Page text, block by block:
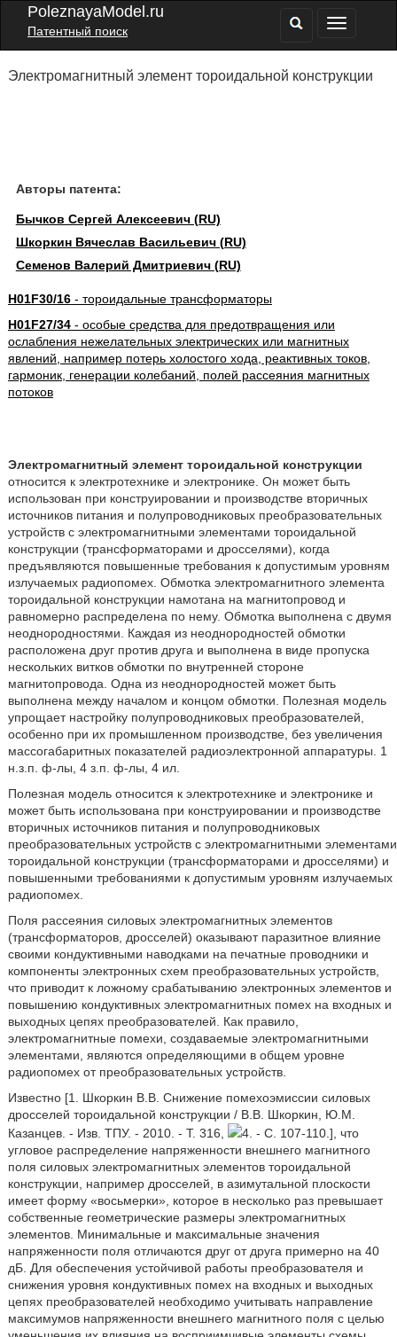
PoleznayaModel.ru
Патентный поиск
Электромагнитный элемент тороидальной конструкции
Авторы патента:
Бычков Сергей Алексеевич (RU)
Шкоркин Вячеслав Васильевич (RU)
Семенов Валерий Дмитриевич (RU)
H01F30/16- тороидальные трансформаторы
H01F27/34- особые средства для предотвращения или
ослабления нежелательных электрических или магнитных
явлений, например потерь холостого хода, реактивных токов,
гармоник, генерации колебаний, полей рассеяния магнитных
потоков
Электромагнитный элемент тороидальной конструкции
относится к электротехнике и электронике. Он может быть
использован при конструировании и производстве вторичных
источников питания и полупроводниковых преобразовательных
устройств с электромагнитными элементами тороидальной
конструкции (трансформаторами и дросселями), когда
предъявляются повышенные требования к допустимым уровням
излучаемых радиопомех. Обмотка электромагнитного элемента
тороидальной конструкции намотана на магнитопровод и
равномерно распределена по нему. Обмотка выполнена с двумя
неоднородностями. Каждая из неоднородностей обмотки
расположена друг против друга и выполнена в виде пропуска
нескольких витков обмотки по внутренней стороне
магнитопровода. Одна из неоднородностей может быть
выполнена между началом и концом обмотки. Полезная модель
упрощает настройку полупроводниковых преобразователей,
особенно при их промышленном производстве, без увеличения
массогабаритных показателей радиоэлектронной аппаратуры. 1
н.з.п. ф-лы, 4 з.п. ф-лы, 4 ил.
Полезная модель относится к электротехнике и электронике и
может быть использована при конструировании и производстве
вторичных источников питания и полупроводниковых
преобразовательных устройств с электромагнитными элементами
тороидальной конструкции (трансформаторами и дросселями) и
повышенными требованиями к допустимым уровням излучаемых
радиопомех.
Поля рассеяния силовых электромагнитных элементов
(трансформаторов, дросселей) оказывают паразитное влияние
своими кондуктивными наводками на печатные проводники и
компоненты электронных схем преобразовательных устройств,
что приводит к ложному срабатыванию электронных элементов и
повышению кондуктивных электромагнитных помех на входных и
выходных цепях преобразователей. Как правило,
электромагнитные помехи, создаваемые электромагнитными
элементами, являются определяющими в общем уровне
радиопомех от преобразовательных устройств.
Известно [1. Шкоркин В.В. Снижение помехоэмиссии силовых
дросселей тороидальной конструкции / В.В. Шкоркин, Ю.М.
Казанцев. - Изв. ТПУ. - 2010. - Т. 316,
4. - С. 107-110.], что
угловое распределение напряженности внешнего магнитного
поля силовых электромагнитных элементов тороидальной
конструкции, например дросселей, в азимутальной плоскости
имеет форму «восьмерки», которое в несколько раз превышает
собственные геометрические размеры электромагнитных
элементов. Минимальные и максимальные значения
напряженности поля отличаются друг от друга примерно на 40
дБ. Для обеспечения устойчивой работы преобразователя и
снижения уровня кондуктивных помех на входных и выходных
цепях преобразователей необходимо учитывать направление
максимумов напряженности внешнего магнитного поля с целью